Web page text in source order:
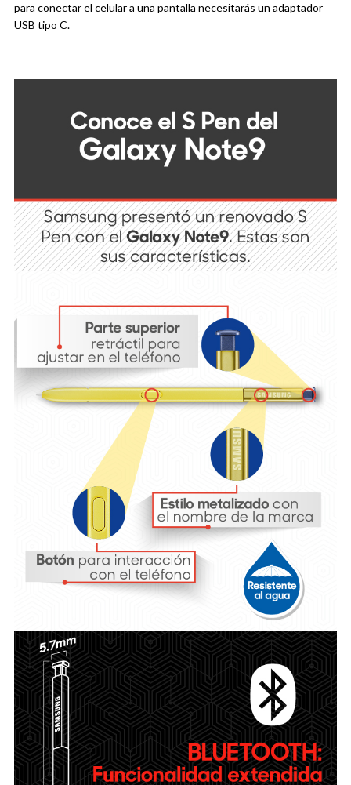
para conectar el celular a una pantalla necesitarás un adaptador
USB tipo C.